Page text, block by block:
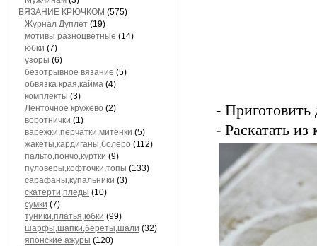
ВЯЗАНИЕ КРЮЧКОМ (575)
Журнал Дуплет (19)
мотивы разноцветные (14)
юбки (7)
узоры (6)
безотрывное вязание (5)
обвязка края,кайма (4)
комплекты (3)
Ленточное кружево (2)
воротнички (1)
варежки,перчатки,митенки (5)
жакеты,кардиганы,болеро (112)
пальто,пончо,куртки (9)
пуловеры,кофточки,топы (133)
сарафаны,купальники (3)
скатерти,пледы (10)
сумки (7)
туники,платья,юбки (99)
шарфы,шапки,береты,шали (32)
японские ажуры (120)
- Приготовить
- Раскатать из